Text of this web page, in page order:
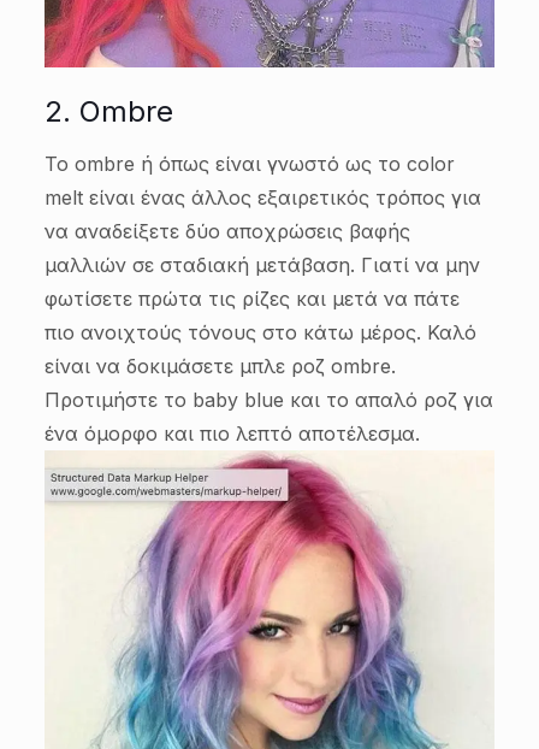
2. Ombre
Το ombre ή όπως είναι γνωστό ως το color
melt είναι ένας άλλος εξαιρετικός τρόπος για
να αναδείξετε δύο αποχρώσεις βαφής
μαλλιών σε σταδιακή μετάβαση. Γιατί να μην
φωτίσετε πρώτα τις ρίζες και μετά να πάτε
πιο ανοιχτούς τόνους στο κάτω μέρος. Καλό
είναι να δοκιμάσετε μπλε ροζ ombre.
Προτιμήστε το baby blue και το απαλό ροζ για
ένα όμορφο και πιο λεπτό αποτέλεσμα.